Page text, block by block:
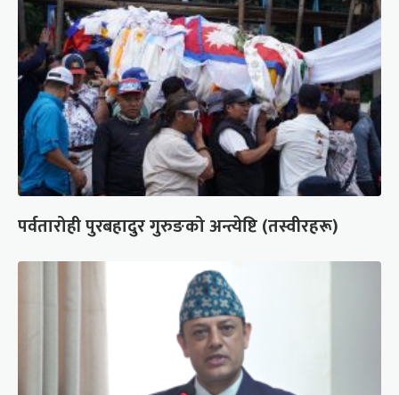
पर्वतारोही पुरबहादुर गुरुङको अन्त्येष्टि (तस्वीरहरू)